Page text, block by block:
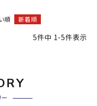
順 新着順
5件中 1-5件表示